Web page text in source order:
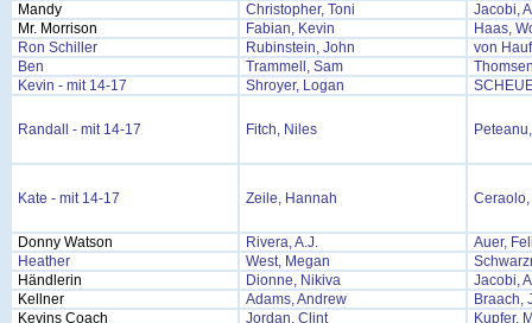
Mandy
Christopher, Toni
Jacobi,
Mr. Morrison
Fabian, Kevin
Haas,
Ron Schiller
Rubinstein, John
von
Ben
Trammell, Sam
Kevin - mit 14-17
Shroyer, Logan
Randall - mit 14-17 Fitch, Niles
Kate - mit 14-17 Zeile, Hannah
Donny Watson Rivera, A.J.
Auer,
Heather
West, Megan
Händlerin
Dionne, Nikiva
Jacobi,
Kellner
Adams, Andrew
Braach,
Kevins Coach
Jordan, Clint
Kupfer,